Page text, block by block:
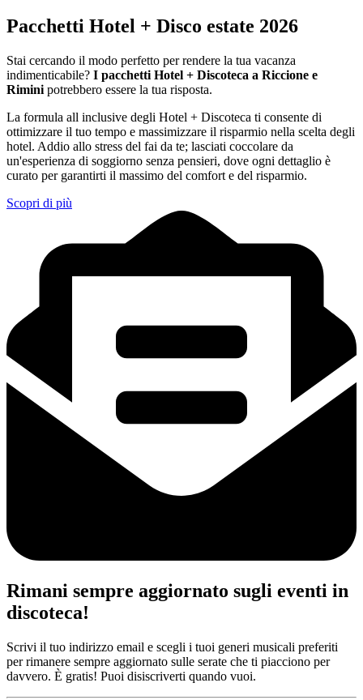
Pacchetti Hotel + Disco estate 2026
Stai cercando il modo perfetto per rendere la tua vacanza
indimenticabile? I pacchetti Hotel + Discoteca a Riccione e
Rimini potrebbero essere la tua risposta.
La formula all inclusive degli Hotel + Discoteca ti consente di
ottimizzare il tuo tempo e massimizzare il risparmio nella scelta degli
hotel. Addio allo stress del fai da te; lasciati coccolare da
un'esperienza di soggiorno senza pensieri, dove ogni dettaglio è
curato per garantirti il massimo del comfort e del risparmio.
Scopri di più
Rimani sempre aggiornato sugli eventi in
discoteca!
Scrivi il tuo indirizzo email e scegli i tuoi generi musicali preferiti
per rimanere sempre aggiornato sulle serate che ti piacciono per
davvero. È gratis! Puoi disiscriverti quando vuoi.